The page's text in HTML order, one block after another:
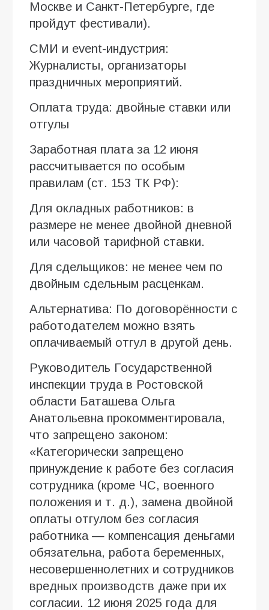
Москве и Санкт-Петербурге, где
пройдут фестивали).
СМИ и event-индустрия:
Журналисты, организаторы
праздничных мероприятий.
Оплата труда: двойные ставки или
отгулы
Заработная плата за 12 июня
рассчитывается по особым
правилам (ст. 153 ТК РФ):
Для окладных работников: в
размере не менее двойной дневной
или часовой тарифной ставки.
Для сдельщиков: не менее чем по
двойным сдельным расценкам.
Альтернатива: По договорённости с
работодателем можно взять
оплачиваемый отгул в другой день.
Руководитель Государственной
инспекции труда в Ростовской
области Баташева Ольга
Анатольевна прокомментировала,
что запрещено законом:
«Категорически запрещено
принуждение к работе без согласия
сотрудника (кроме ЧС, военного
положения и т. д.), замена двойной
оплаты отгулом без согласия
работника — компенсация деньгами
обязательна, работа беременных,
несовершеннолетних и сотрудников
вредных производств даже при их
согласии. 12 июня 2025 года для